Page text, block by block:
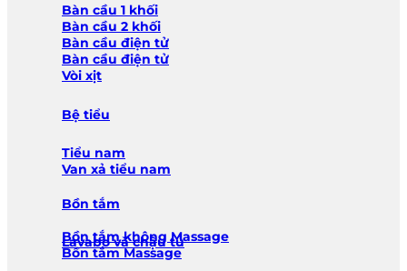
Bàn cầu 1 khối
Bàn cầu 2 khối
Bàn cầu điện tử
Bàn cầu điện tử
Vòi xịt
Bệ tiểu
Tiểu nam
Van xả tiểu nam
Bồn tắm
Bồn tắm không Massage
Bồn tắm Massage
Lavabo và chậu tủ